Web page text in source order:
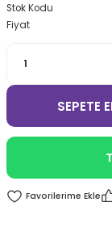
Stok Kodu
Fiyat
SEPETE